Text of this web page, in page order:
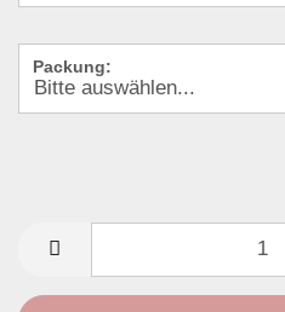
Packung: